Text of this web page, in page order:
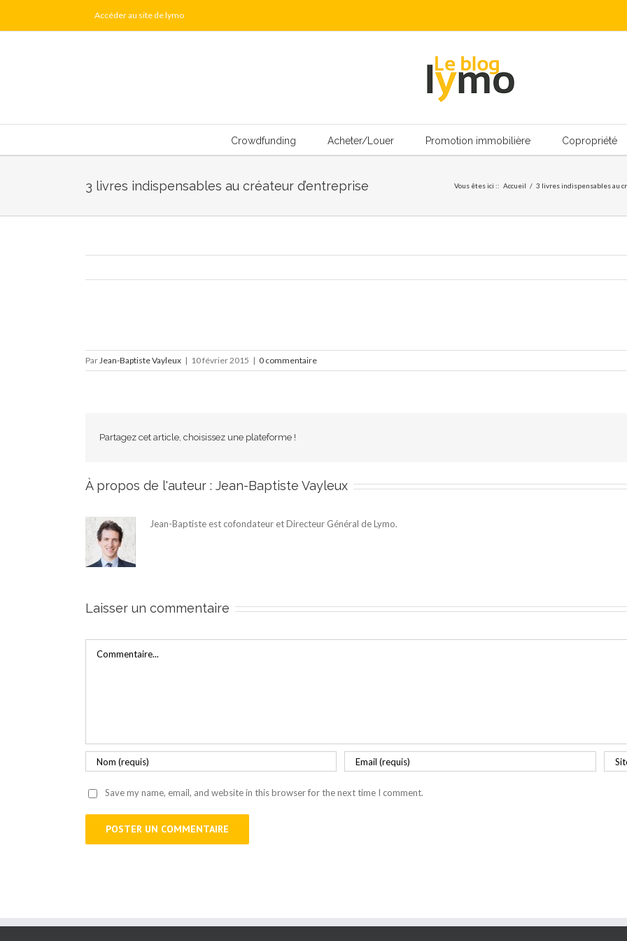
content
Accéder au site de lymo
Crowdfunding Acheter/Louer Promotion immobilière Copropriété
3 livres indispensables au créateur d’entreprise Vous êtes ici :: Accueil / 3 livres indispensables au
ParJean-Baptiste Vayleux | 10 février 2015 | 0 commentaire
Partagez cet article, choisissez une plateforme !
À propos de l'auteur : Jean-Baptiste Vayleux
Jean-Baptiste est cofondateur et Directeur Général de Lymo.
Laisser un commentaire
Save my name, email, and website in this browser for the next time I comment.